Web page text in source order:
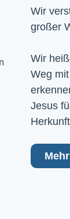
Wir
großer
Wir
Weg
Jesus